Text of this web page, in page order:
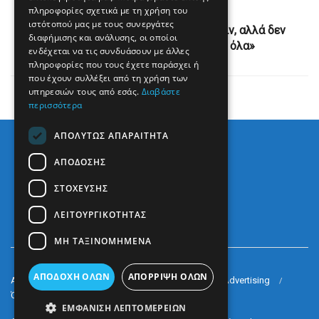
Next Post
Ζελένσκι: «Θέλω συνάντηση με Πούτιν, αλλά δεν
μπορούμε να συμφωνήσουμε σε όλα»
Arkè Media Group Radio Preveza 93
Arkè Advertising
Όροι και Προϋποθέσεις
πληροφορίες σχετικά με τη χρήση του
ιστότοπού μας με τους συνεργάτες
διαφήμισης και ανάλυσης, οι οποίοι
ενδέχεται να τις συνδυάσουν με άλλες
πληροφορίες που τους έχετε παράσχει ή
που έχουν συλλέξει από τη χρήση των
υπηρεσιών τους από εσάς. Διαβάστε
περισσότερα
ΑΠΟΛΎΤΩΣ ΑΠΑΡΑΊΤΗΤΑ
ΑΠΌΔΟΣΗΣ
ΣΤΌΧΕΥΣΗΣ
ΛΕΙΤΟΥΡΓΙΚΌΤΗΤΑΣ
ΜΗ ΤΑΞΙΝΟΜΗΜΈΝΑ
ΑΠΟΔΟΧΉ ΌΛΩΝ ΑΠΌΡΡΙΨΗ ΌΛΩΝ
ΕΜΦΆΝΙΣΗ ΛΕΠΤΟΜΕΡΕΙΏΝ